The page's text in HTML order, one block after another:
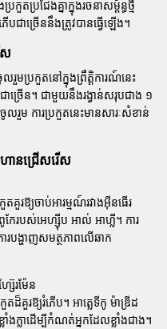
រជែងគ្នាក្នុងរចនាសម្ព័ន្ធថ្មី
ជាច្រើននឹងត្រូវបានធ្វើឡើង។
ស
រួមប្រកួតនៅក្នុងព្រឹត្តិការណ៍នេះ
ាច្រើន។ ជាមួយនឹងរង្វាន់សរុបជាង ១
រួម ការប្រកួតនេះមានសារៈសំខាន់
ហានជ្រើសរើស
គួរឱ្យចាប់អារម្មណ៍រវាងអ៊ីនធើរ
កែរបស់អេហ្ស៊ីប អាល់ អាហ្លី។ ការ
បង្ហាញសមត្ថភាពលើឆាក
ែរម៉ែន
តដ៏គួរឱ្យរំភើប។ អាត្លេទីកូ ម៉ាឌ្រីដ
ាំងក្លាដើម្បីកំណត់អ្នកដែលខ្លាំងជាង។